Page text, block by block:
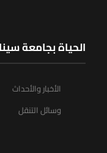
الحياة بجامعة
الأخبار والأحداث
وسائل التنقل